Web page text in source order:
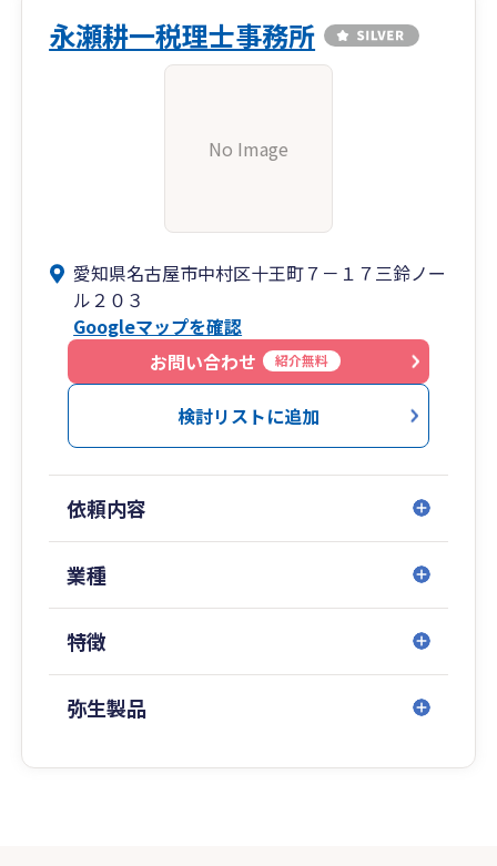
永瀬耕一税理士事務所
No Image
愛知県名古屋市中村区十王町７－１７三鈴ノー
ル２０３
Googleマップを確認
お問い合わせ
紹介無料
検討リストに追加
依頼内容
業種
特徴
弥生製品